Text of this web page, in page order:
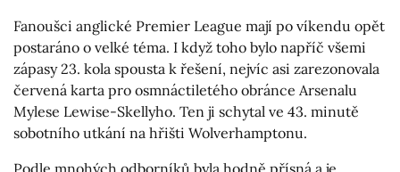
Fanoušci anglické Premier League mají po víkendu opět
postaráno o velké téma. I když toho bylo napříč všemi
zápasy 23. kola spousta k řešení, nejvíc asi zarezonovala
červená karta pro osmnáctiletého obránce Arsenalu
Mylese Lewise-Skellyho. Ten ji schytal ve 43. minutě
sobotního utkání na hřišti Wolverhamptonu.